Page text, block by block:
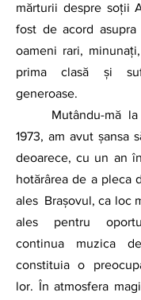
mărturii despre soții
fost de acord
oameni rari,
prima clasă și
generoase.
1973, am avut șansa
deoarece, cu un an
hotărârea de a pleca
ales  Brașovul, ca loc
ales pentru
continua muzica
constituia o
lor. În atmosfera